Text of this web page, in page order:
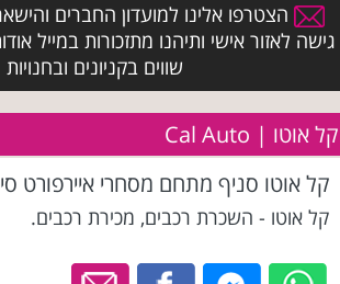
הצטרפו אלינו למועדון החברים
גישה לאזור אישי ותיהנו מתזכורות במייל
שווים בקניונים ובחנויות
קל אוטו | Cal Auto
קל אוטו סניף מתחם מסחרי איירפורט
קל אוטו - השכרת רכבים, מכירת רכבים.